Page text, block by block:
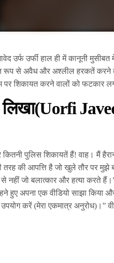
उर्फ ​​​​उर्फी हाल ही में कानूनी
रूप से अवैध और अश्लील हरकतें करने
पर शिकायत करने वालों को फटकार
लिखा(Uorfi
पुलिस शिकायतें हैं! वाह। मैं
तरह की आपत्ति है जो खुले तौर पर मुझे
जो बलात्कार और हत्या करते
हुए अपना एक वीडियो साझा किया
करें (मेरा एकमात्र अनुरोध)।”